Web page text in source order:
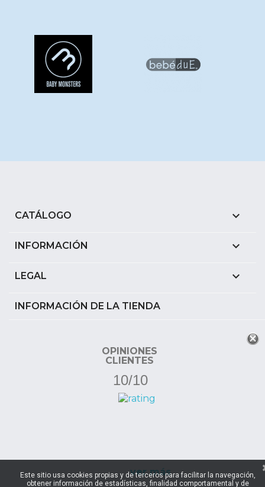
CATÁLOGO 
INFORMACIÓN 
LEGAL 
INFORMACIÓN DE LA TIENDA
OPINIONES
CLIENTES
10/10
ver más
Este sitio usa cookies propias y de terceros para facilitar la navegación,
obtener información de estadísticas, finalidad comportamental y de